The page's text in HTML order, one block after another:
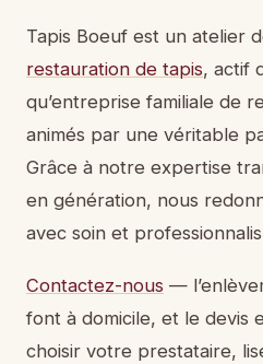
Tapis Boeuf est un atelier
restauration de tapis, actif
qu’entreprise familiale de
animés par une véritable
Grâce à notre expertise
en génération, nous
avec soin et
Contactez-nous —
font à domicile, et le devis
choisir votre prestataire,